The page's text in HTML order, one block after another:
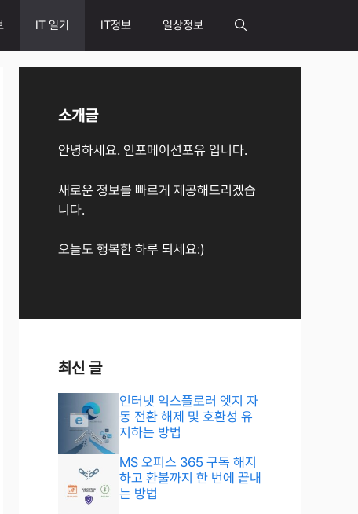
IT 일기 IT정보 일상정보
소개글
안녕하세요. 인포메이션포유 입니다.
새로운 정보를 빠르게 제공해드리겠습
니다.
오늘도 행복한 하루 되세요:)
최신 글
인터넷 익스플로러 엣지 자
동 전환 해제 및 호환성 유
지하는 방법
MS 오피스 365 구독 해지
하고 환불까지 한 번에 끝내
는 방법